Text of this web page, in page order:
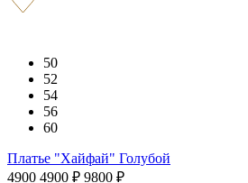
50
52
54
56
60
Платье "Хайфай" Голубой
4900 4900 ₽ 9800 ₽